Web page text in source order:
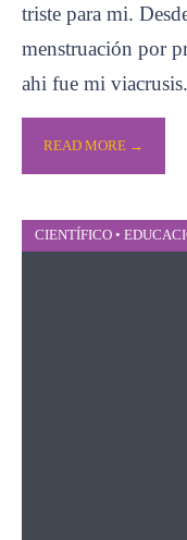
triste para mi.
menstruación por
ahi fue mi
READ MORE →
CIENTÍFICO •